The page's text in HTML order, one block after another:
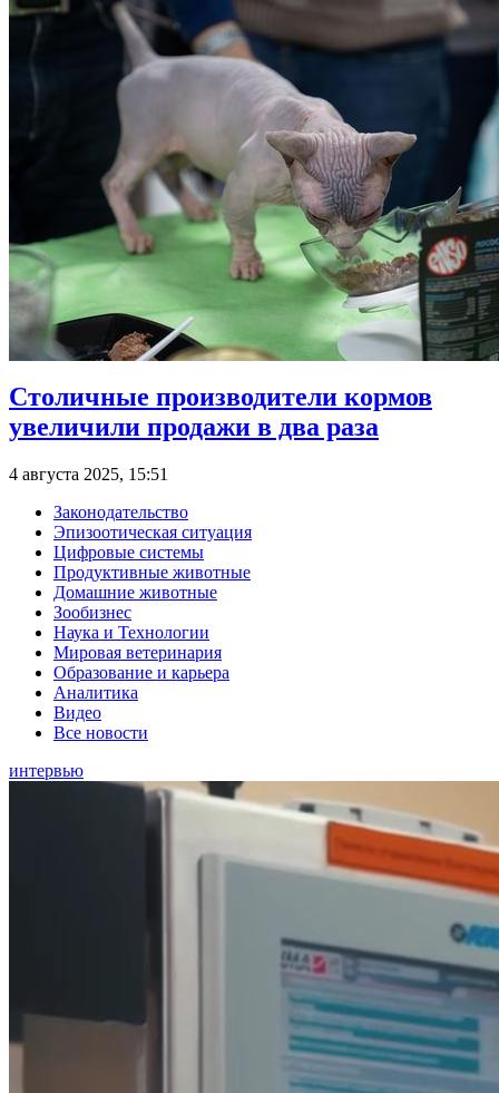
Столичные производители кормов
увеличили продажи в два раза
4 августа 2025, 15:51
Законодательство
Эпизоотическая ситуация
Цифровые системы
Продуктивные животные
Домашние животные
Зообизнес
Наука и Технологии
Мировая ветеринария
Образование и карьера
Аналитика
Видео
Все новости
интервью